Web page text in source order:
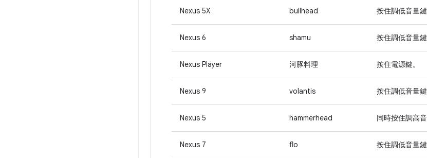
Nexus 5X bullhead 按住調低音量
Nexus 6 shamu 按住調低音量
Nexus Player 河豚料理 按住電源鍵。
Nexus 9 volantis 按住調低音量
Nexus 5 hammerhead 同時按住調高
Nexus 7 flo 按住調低音量